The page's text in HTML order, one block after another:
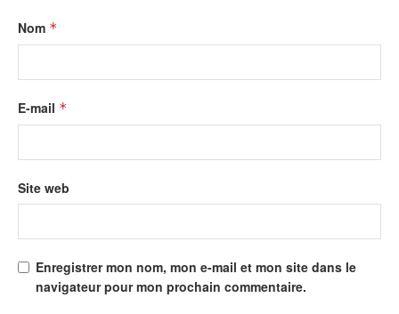
Nom *
E-mail *
Site web
Enregistrer mon nom, mon e-mail et mon site dans le
navigateur pour mon prochain commentaire.